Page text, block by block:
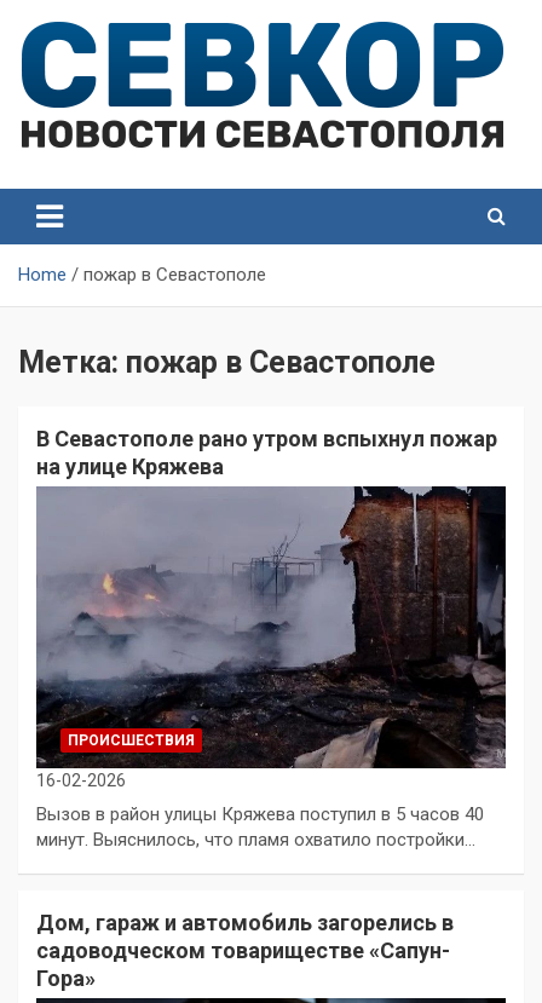
content
Севастополя
Севастополя
Home пожар в Севастополе
Метка: пожар в Севастополе
В Севастополе рано утром вспыхнул пожар
на улице Кряжева
ПРОИСШЕСТВИЯ
16-02-2026
Вызов в район улицы Кряжева поступил в 5 часов 40
минут. Выяснилось, что пламя охватило постройки…
Дом, гараж и автомобиль загорелись в
садоводческом товариществе «Сапун-
Гора»